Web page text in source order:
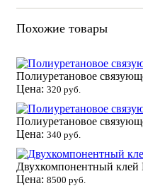
Похожие товары
Полиуретановое
Цена: 320 руб.
Полиуретановое
Цена: 340 руб.
Двухкомпонентный клей
Цена: 8500 руб.